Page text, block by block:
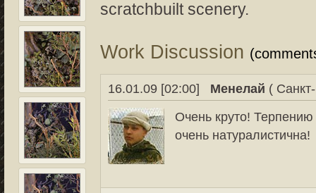
scratchbuilt scenery.
Work Discussion
16.01.09 [02:00] Менелай (
Очень круто!
очень натуралистична!